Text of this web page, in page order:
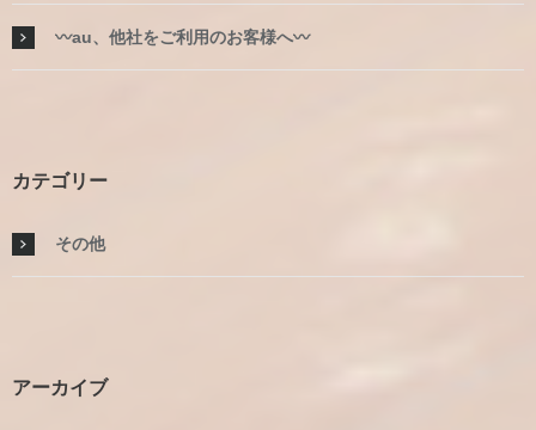
〰au、他社をご利用のお客様へ〰
カテゴリー
その他
アーカイブ